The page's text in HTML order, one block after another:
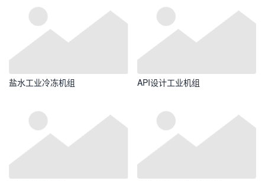
盐水工业冷冻机组 API设计工业机组